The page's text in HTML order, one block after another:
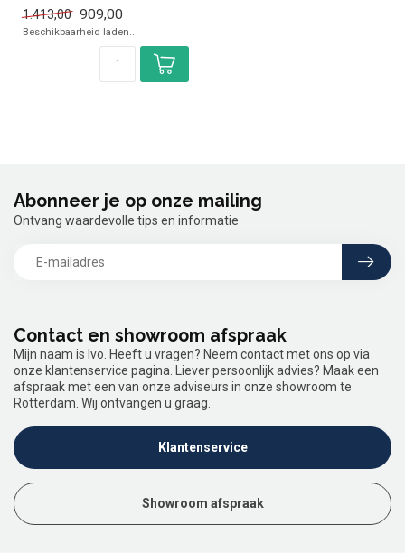
1.413,00 909,00
Beschikbaarheid laden..
Contact en showroom afspraak
Mijn naam is Ivo. Heeft u vragen? Neem contact met ons op via
onze klantenservice pagina. Liever persoonlijk advies? Maak een
afspraak met een van onze adviseurs in onze showroom te
Rotterdam. Wij ontvangen u graag.
Klantenservice
Showroom afspraak
Abonneer je op onze mailing
Ontvang waardevolle tips en informatie